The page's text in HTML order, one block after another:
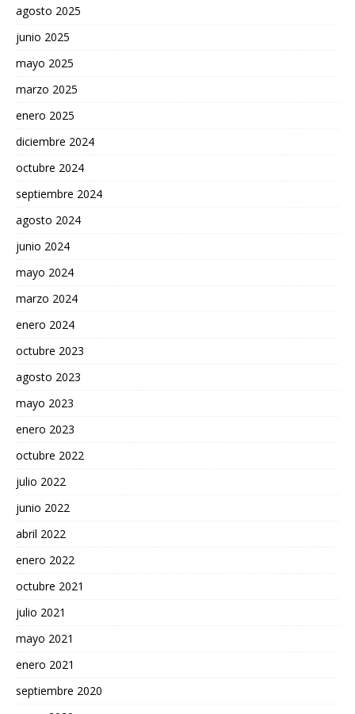
agosto 2025
junio 2025
mayo 2025
marzo 2025
enero 2025
diciembre 2024
octubre 2024
septiembre 2024
agosto 2024
junio 2024
mayo 2024
marzo 2024
enero 2024
octubre 2023
agosto 2023
mayo 2023
enero 2023
octubre 2022
julio 2022
junio 2022
abril 2022
enero 2022
octubre 2021
julio 2021
mayo 2021
enero 2021
septiembre 2020